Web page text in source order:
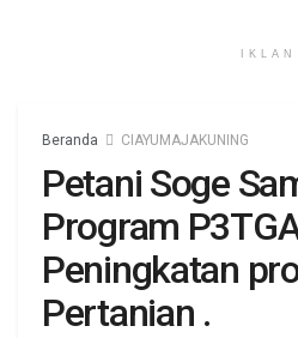
IKLAN
Beranda CIAYUMAJAKUNING
Petani Soge
Program
Peningkatan
Pertanian .